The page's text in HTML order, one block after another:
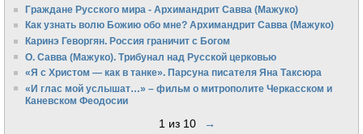
Граждане Русского мира - Архимандрит Савва (Мажуко)
Как узнать волю Божию обо мне? Архимандрит Савва (Мажуко)
Каринэ Геворгян. Россия граничит с Богом
О. Савва (Мажуко). Трибунал над Русской церковью
«Я с Христом — как в танке». Парсуна писателя Яна Таксюра
«И глас мой услышат…» – фильм о митрополите Черкасском и
Каневском Феодосии
1 из 10 →